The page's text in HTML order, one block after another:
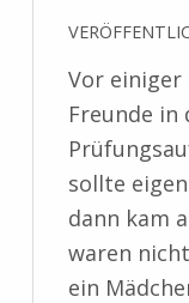
Vor
Freunde in
sollte
dann kam
waren
ein